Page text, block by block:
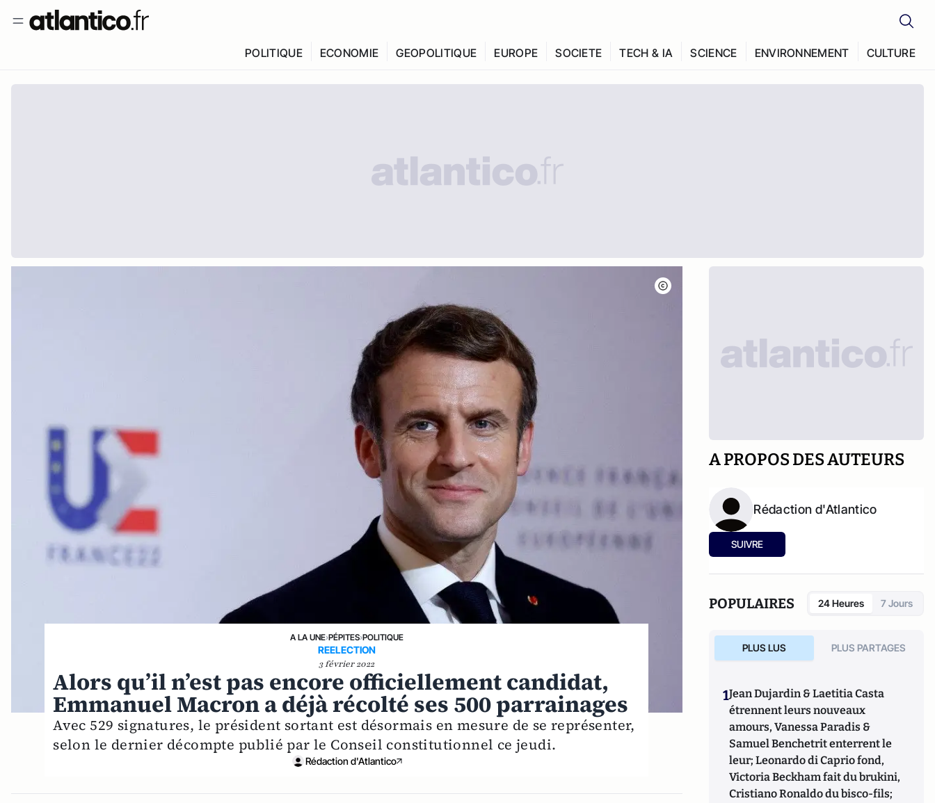
POLITIQUE ECONOMIE GEOPOLITIQUE EUROPE SOCIETE TECH & IA SCIENCE ENVIRONNEMENT CULTURE
A LA UNE›PÉPITES›POLITIQUE
REELECTION
3 février 2022
Alors qu’il n’est pas encore officiellement candidat,
Emmanuel Macron a déjà récolté ses 500 parrainages
Avec 529 signatures, le président sortant est désormais en mesure de se représenter,
selon le dernier décompte publié par le Conseil constitutionnel ce jeudi.
Rédaction d'Atlantico
A PROPOS DES AUTEURS
Rédaction d'Atlantico
SUIVRE
POPULAIRES 24 Heures 7 Jours
PLUS LUS PLUS PARTAGES
1Jean Dujardin & Laetitia Casta
étrennent leurs nouveaux
amours, Vanessa Paradis &
Samuel Benchetrit enterrent le
leur; Leonardo di Caprio fond,
Victoria Beckham fait du brukini,
Cristiano Ronaldo du bisco-fils;